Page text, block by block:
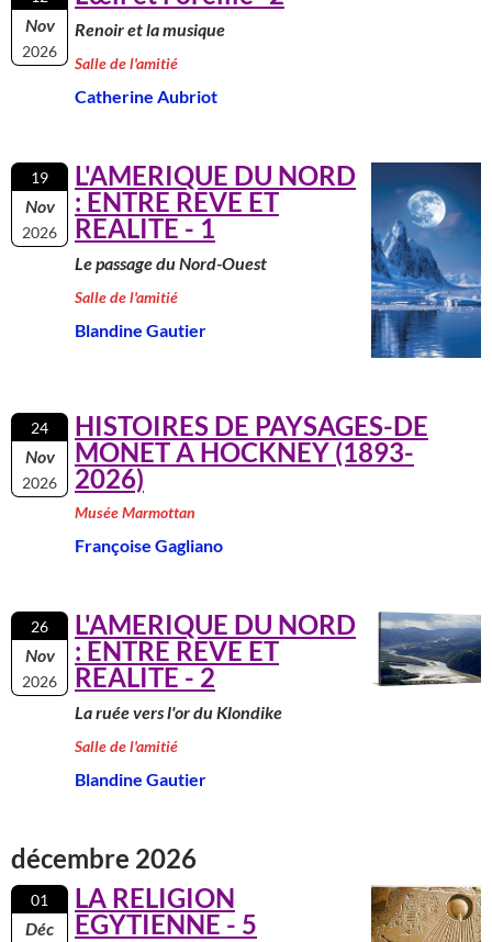
Nov
2026
Renoir et la musique
Salle de l'amitié
Catherine Aubriot
19
Nov
2026
L'AMERIQUE DU NORD
: ENTRE REVE ET
REALITE - 1
Le passage du Nord-Ouest
Salle de l'amitié
Blandine Gautier
24
Nov
2026
HISTOIRES DE PAYSAGES-DE
MONET A HOCKNEY (1893-
2026)
Musée Marmottan
Françoise Gagliano
26
Nov
2026
L'AMERIQUE DU NORD
: ENTRE REVE ET
REALITE - 2
La ruée vers l'or du Klondike
Salle de l'amitié
Blandine Gautier
décembre 2026
01
Déc
LA RELIGION
EGYTIENNE - 5